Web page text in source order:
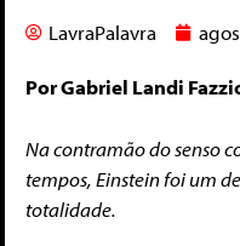
LavraPalavra
Por Gabriel Landi
Na contramão do senso
tempos, Einstein foi um
totalidade.